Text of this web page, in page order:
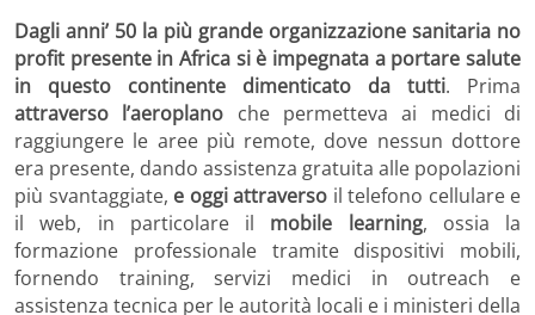
Dagli anni’ 50 la più grande organizzazione sanitaria no
profit presente in Africa si è impegnata a portare salute
in questo continente dimenticato da tutti. Prima
attraverso l’aeroplano che permetteva ai medici di
raggiungere le aree più remote, dove nessun dottore
era presente, dando assistenza gratuita alle popolazioni
più svantaggiate, e oggi attraverso il telefono cellulare e
il web, in particolare il mobile learning, ossia la
formazione professionale tramite dispositivi mobili,
fornendo training, servizi medici in outreach e
assistenza tecnica per le autorità locali e i ministeri della